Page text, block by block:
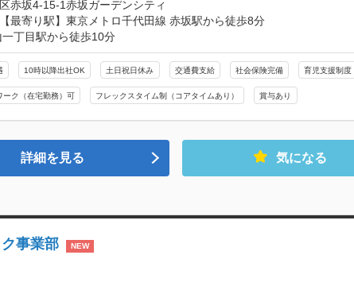
赤坂4-15-1赤坂ガーデンシティ
最寄り駅】東京メトロ千代田線 赤坂駅から徒歩8分
丁目駅から徒歩10分
10時以降出社OK 土日祝日休み 交通費支給 社会保険完備 育児支援制度
ーク（在宅勤務）可 フレックスタイム制（コアタイムあり） 賞与あり
詳細を見る 気になる
事業部 NEW